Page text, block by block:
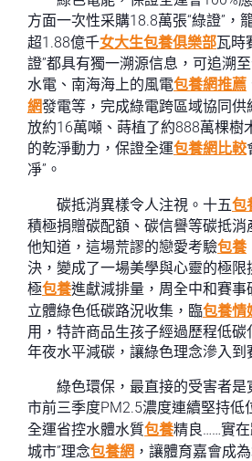
方面一次性采購18.8萬張“綠證”，
超1.88億千女大生包養俱樂部瓦時
證”都具有獨一溯源信息，可追溯
水電、南海海上的風電包養網推薦
網發電等，完成綠電跨區域協同
放約16萬噸、蒔植了約888萬棵樹
的乾淨動力，保證全運包養網比較
凈”。
碳抵消異樣令人注視。十五包
積極捐贈碳配額、碳信譽等碳抵
他知道，這場荒謬的戀愛考驗包養
決，變成了一場美學與心靈的極
極包養進獻減排量，周全中和賽
立體綠色低碳路況收集，臨包養情
用，特許商品生孩子經過歷程低
年夜水平減碳，讓綠色理念滲入到
綠色環保，最直接的受害者是
市前三季度PM2.5濃度連續堅持低
全運省控水體水質包養精良……實在
城市”理念包養網 ，讓體育嘉會成